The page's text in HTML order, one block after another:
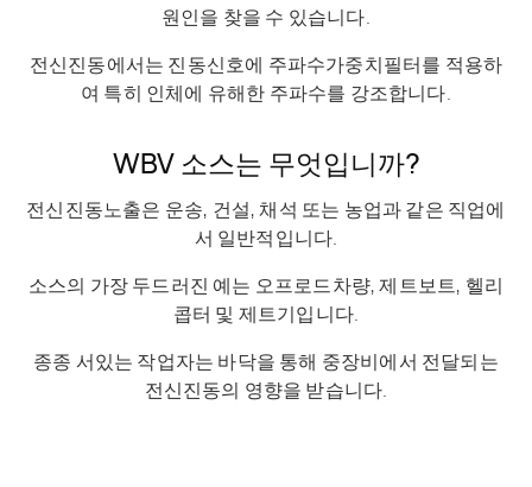
원인을 찾을 수 있습니다.
전신진동에서는 진동신호에 주파수가중치필터를 적용하
여 특히 인체에 유해한 주파수를 강조합니다.
WBV 소스는 무엇입니까?
전신진동노출은 운송, 건설, 채석 또는 농업과 같은 직업에
서 일반적입니다.
소스의 가장 두드러진 예는 오프로드차량, 제트보트, 헬리
콥터 및 제트기입니다.
종종 서있는 작업자는 바닥을 통해 중장비에서 전달되는
전신진동의 영향을 받습니다.